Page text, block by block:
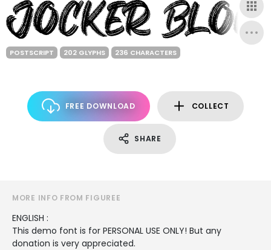
POSTSCRIPT 202 GLYPHS 236 CHARACTERS
FREE DOWNLOAD COLLECT
SHARE
MORE INFO FROM FIGUREE
ENGLISH :
This demo font is for PERSONAL USE ONLY! But any
donation is very appreciated.